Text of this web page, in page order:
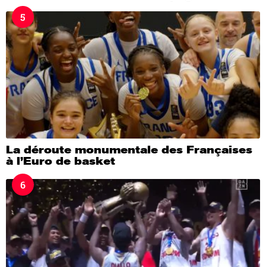
5
La déroute monumentale des Françaises
à l’Euro de basket
6